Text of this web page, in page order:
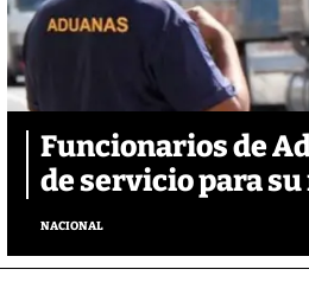
Funcionarios de
de servicio para
NACIONAL